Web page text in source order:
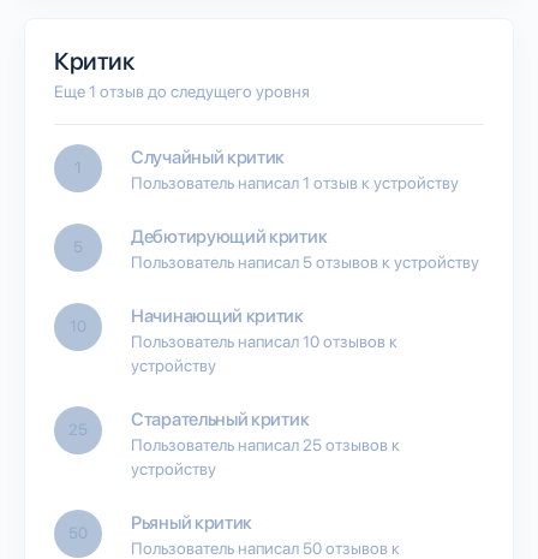
Критик
Еще 1 отзыв до следущего уровня
1 Случайный критик
Пользователь написал 1 отзыв к устройству
5 Дебютирующий критик
Пользователь написал 5 отзывов к устройству
10 Начинающий критик
Пользователь написал 10 отзывов к
устройству
25 Старательный критик
Пользователь написал 25 отзывов к
устройству
50 Рьяный критик
Пользователь написал 50 отзывов к